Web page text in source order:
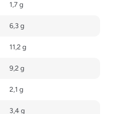
1,7 g
6,3 g
11,2 g
9,2 g
2,1 g
3,4 g